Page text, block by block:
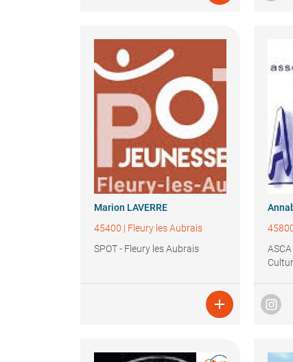
Marion LAVERRE
45400 | Fleury les Aubrais
SPOT - Fleury les Aubrais
